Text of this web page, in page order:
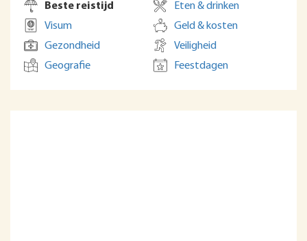
Beste reistijd
Visum
Gezondheid
Geografie
Eten & drinken
Geld & kosten
Veiligheid
Feestdagen